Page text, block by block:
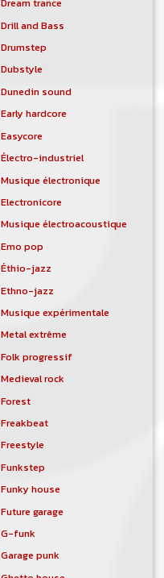
Drill and Bass
Drumstep
Dubstyle
Dunedin sound
Early hardcore
Easycore
Électro-industriel
Musique électronique
Electronicore
Musique électroacoustique
Emo pop
Éthio-jazz
Ethno-jazz
Musique expérimentale
Metal extrême
Folk progressif
Medieval rock
Forest
Freakbeat
Freestyle
Funkstep
Funky house
Future garage
G-funk
Garage punk